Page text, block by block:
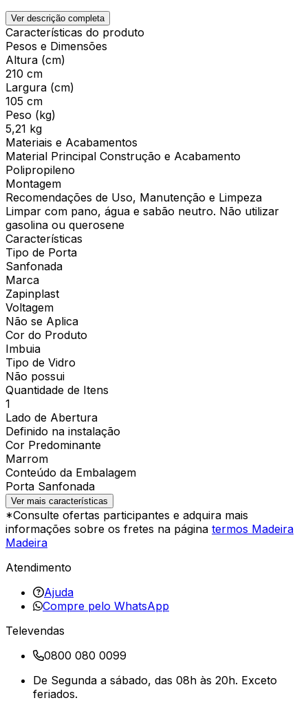
Ver descrição completa
Características do produto
Pesos e Dimensões
Altura (cm)
210 cm
Largura (cm)
105 cm
Peso (kg)
5,21 kg
Materiais e Acabamentos
Material Principal Construção e Acabamento
Polipropileno
Montagem
Recomendações de Uso, Manutenção e Limpeza
Limpar com pano, água e sabão neutro. Não utilizar
gasolina ou querosene
Características
Tipo de Porta
Sanfonada
Marca
Zapinplast
Voltagem
Não se Aplica
Cor do Produto
Imbuia
Tipo de Vidro
Não possui
Quantidade de Itens
1
Lado de Abertura
Definido na instalação
Cor Predominante
Marrom
Conteúdo da Embalagem
Porta Sanfonada
Ver mais características
*Consulte ofertas participantes e adquira mais
informações sobre os fretes na página termos Madeira
Madeira
Atendimento
Ajuda
Compre pelo WhatsApp
Televendas
0800 080 0099
De Segunda a sábado, das 08h às 20h. Exceto
feriados.